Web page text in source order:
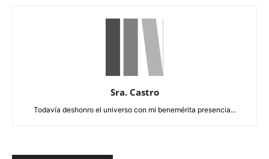
Sra. Castro
Todavía deshonro el universo con mi benemérita presencia...